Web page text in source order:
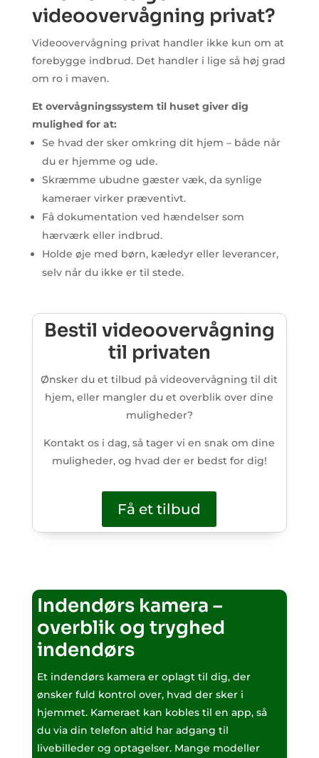
videoovervågning privat?
Videoovervågning privat handler ikke kun om at
forebygge indbrud. Det handler i lige så høj grad
om ro i maven.
Et overvågningssystem til huset giver dig
mulighed for at:
Se hvad der sker omkring dit hjem – både når
du er hjemme og ude.
Skræmme ubudne gæster væk, da synlige
kameraer virker præventivt.
Få dokumentation ved hændelser som
hærværk eller indbrud.
Holde øje med børn, kæledyr eller leverancer,
selv når du ikke er til stede.
Bestil videoovervågning
til privaten
Ønsker du et tilbud på videovervågning til dit
hjem, eller mangler du et overblik over dine
muligheder?
Kontakt os i dag, så tager vi en snak om dine
muligheder, og hvad der er bedst for dig!
Få et tilbud
Indendørs kamera –
overblik og tryghed
indendørs
Et indendørs kamera er oplagt til dig, der
ønsker fuld kontrol over, hvad der sker i
hjemmet. Kameraet kan kobles til en app, så
du via din telefon altid har adgang til
livebilleder og optagelser. Mange modeller